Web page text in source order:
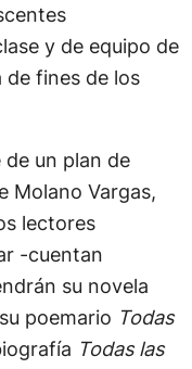
y de equipo de
fines de los
un plan de
Molano Vargas,
lectores
-cuentan
su novela
su poemario Todas
Todas las